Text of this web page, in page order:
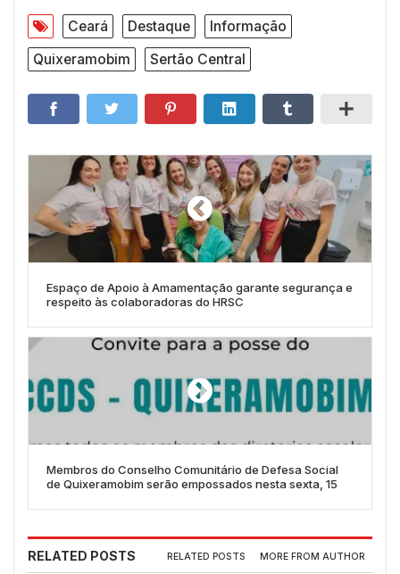
Ceará Destaque
Informação
Quixeramobim
Sertão Central
Espaço de Apoio à Amamentação garante segurança e
respeito às colaboradoras do HRSC
Membros do Conselho Comunitário de Defesa Social
de Quixeramobim serão empossados nesta sexta, 15
RELATED POSTS RELATED POSTS MORE FROM AUTHOR